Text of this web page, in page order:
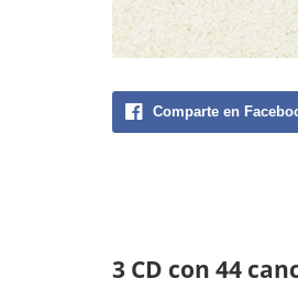
Comparte en
3 CD con 44